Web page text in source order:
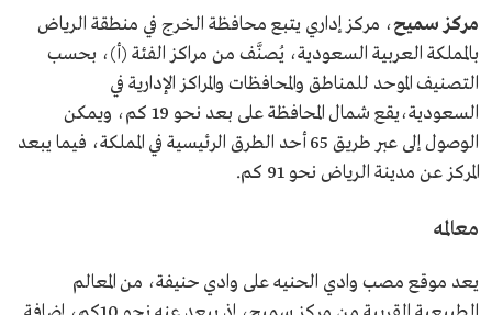
مركز سميح، مركز إداري يتبع محافظة الخرج في منطقة الرياض
بالمملكة العربية السعودية، يُصنَّف من مراكز الفئة (أ)، بحسب
التصنيف الموحد للمناطق والمحافظات والمراكز الإدارية في
السعودية،يقع شمال المحافظة على بعد نحو 19 كم، ويمكن
الوصول إلى عبر طريق 65 أحد الطرق الرئيسية في المملكة، فيما يبعد
المركز عن مدينة الرياض نحو 91 كم.
معالمه
يعد موقع مصب وادي الحنيه على وادي حنيفة، من المعالم